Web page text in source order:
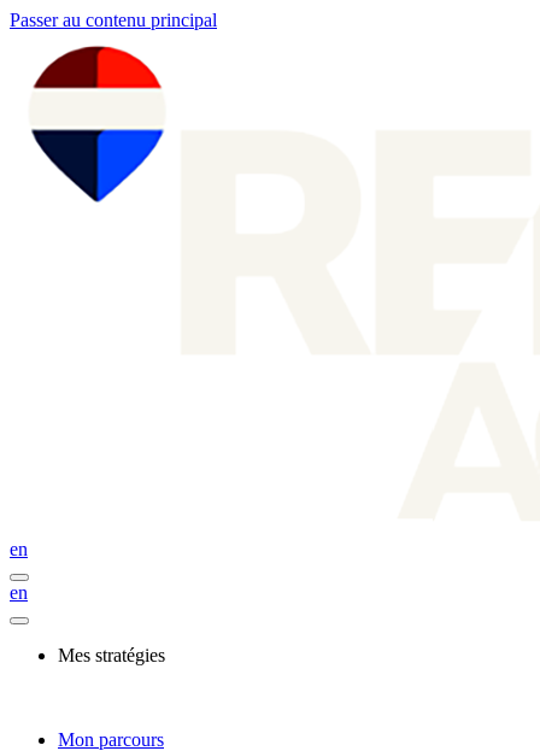
Passer au contenu principal
en
en
Mes stratégies
Mon parcours